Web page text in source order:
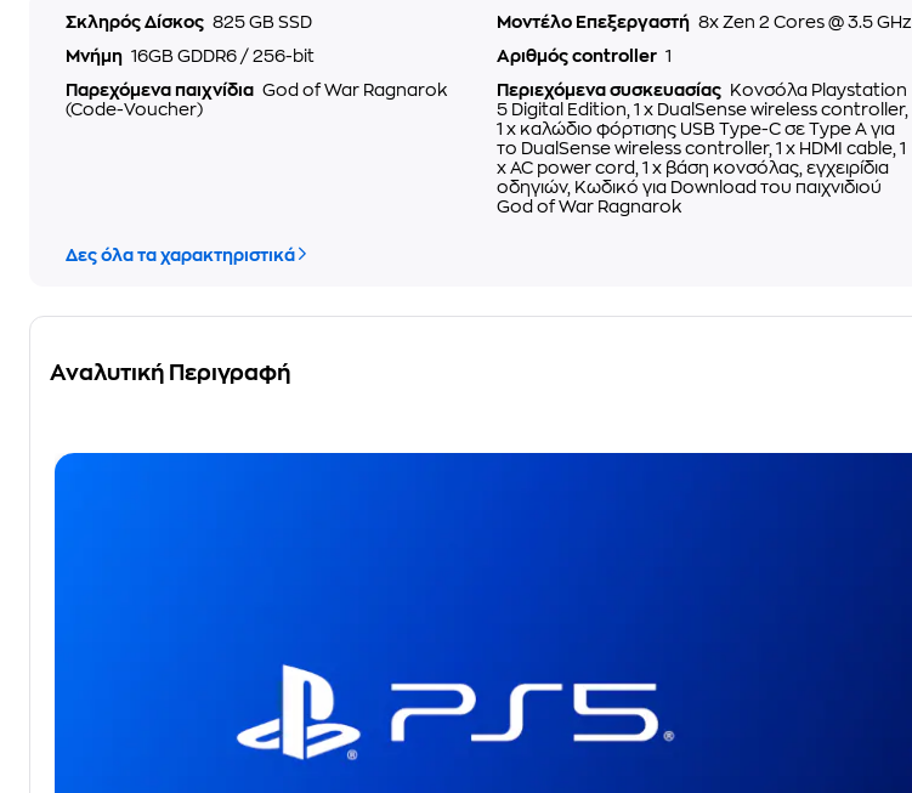
Σκληρός Δίσκος 825 GB SSD Μοντέλο Επεξεργαστή 8x Zen 2 Cores @ 3.5 GHz
Μνήμη 16GB GDDR6 / 256-bit Αριθμός controller 1
Παρεχόμενα παιχνίδια God of War Ragnarok
(Code-Voucher)
Περιεχόμενα συσκευασίας
Κονσόλα Playstation
5 Digital Edition, 1 x DualSense wireless controller,
1 x καλώδιο φόρτισης USB Type-C σε Type A για
το DualSense wireless controller, 1 x HDMI cable, 1
x AC power cord, 1 x βάση κονσόλας, εγχειρίδια
οδηγιών, Κωδικό για Download του παιχνιδιού
God of War Ragnarok
Δες όλα τα χαρακτηριστικά
Αναλυτική Περιγραφή